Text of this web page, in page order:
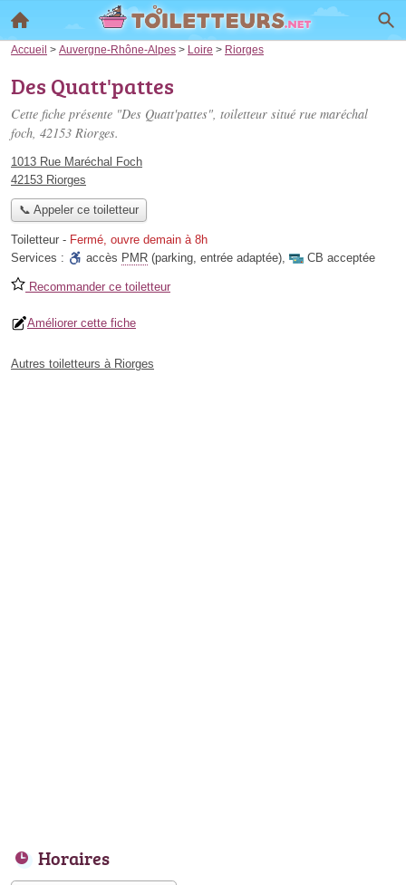
Accueil > Auvergne-Rhône-Alpes > Loire > Riorges
Des Quatt'pattes
Cette fiche présente "Des Quatt'pattes", toiletteur situé rue maréchal
foch, 42153 Riorges.
1013 Rue Maréchal Foch
42153 Riorges
📞 Appeler ce toiletteur
Toiletteur - Fermé, ouvre demain à 8h
Services :
accès PMR (parking, entrée adaptée), CB acceptée
Recommander ce toiletteur
Améliorer cette fiche
Autres toiletteurs à Riorges
Horaires